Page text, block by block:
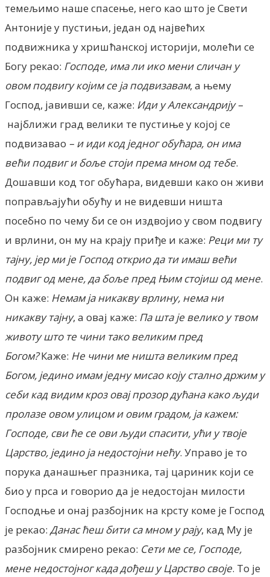
темељимо наше спасење, него као што је Свети
Антоније у пустињи, један од највећих
подвижника у хришћанској историји, молећи се
Богу рекао: Господе, има ли ико мени сличан у
овом подвигу којим се ја подвизавам, а њему
Господ, јавивши се, каже: Иди у Александрију –
најближи град велики те пустиње у којој се
подвизавао – и иди код једног обућара, он има
већи подвиг и боље стоји према мном од тебе.
Дошавши код тог обућара, видевши како он живи
поправљајући обућу и не видевши ништа
посебно по чему би се он издвојио у свом подвигу
и врлини, он му на крају приђе и каже: Реци ми ту
тајну, јер ми је Господ открио да ти имаш већи
подвиг од мене, да боље пред Њим стојиш од мене.
Он каже: Немам ја никакву врлину, нема ни
никакву тајну, а овај каже: Па шта је велико у твом
животу што те чини тако великим пред
Богом?Каже: Не чини ме ништа великим пред
Богом, једино имам једну мисао коју стално држим у
себи кад видим кроз овај прозор дућана како људи
пролазе овом улицом и овим градом, ја кажем:
Господе, сви ће се ови људи спасити, ући у твоје
Царство, једино ја недостојни нећу. Управо је то
порука данашњег празника, тај цариник који се
био у прса и говорио да је недостојан милости
Господње и онај разбојник на крсту коме је Господ
је рекао: Данас ћеш бити са мном у рају, кад Му је
разбојник смирено рекао: Сети ме се, Господе,
мене недостојног када дођеш у Царство своје. То је